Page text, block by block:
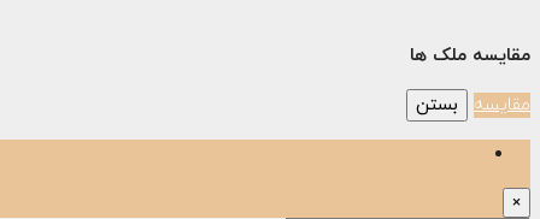
مقایسه ملک ها
مقایسه
بستن
×